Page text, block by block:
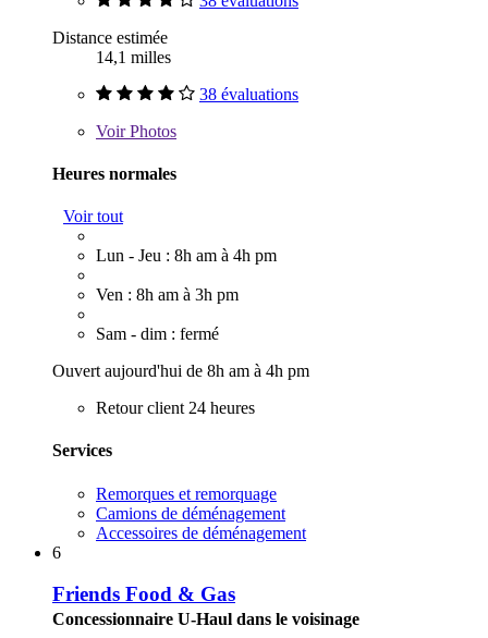
Distance estimée
14,1 milles
38 évaluations
VoirPhotos
Heures normales
Voir tout
Lun - Jeu : 8h am à 4h pm
Ven : 8h am à 3h pm
Sam - dim : fermé
Ouvert aujourd'hui de 8h am à 4h pm
Retour client 24 heures
Services
Remorques et remorquage
Camions de déménagement
Accessoires de déménagement
6
Friends Food & Gas
Concessionnaire U-Haul dans le voisinage